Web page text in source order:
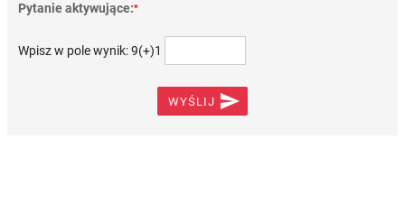
Pytanie aktywujące:*
Wpisz w pole wynik: 9(+)1
WYŚLIJ 